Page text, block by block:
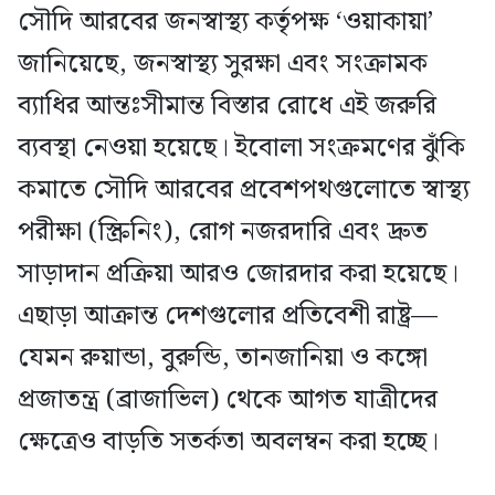
সৌদি আরবের জনস্বাস্থ্য কর্তৃপক্ষ ‘ওয়াকায়া’
জানিয়েছে, জনস্বাস্থ্য সুরক্ষা এবং সংক্রামক
ব্যাধির আন্তঃসীমান্ত বিস্তার রোধে এই জরুরি
ব্যবস্থা নেওয়া হয়েছে। ইবোলা সংক্রমণের ঝুঁকি
কমাতে সৌদি আরবের প্রবেশপথগুলোতে স্বাস্থ্য
পরীক্ষা (স্ক্রিনিং), রোগ নজরদারি এবং দ্রুত
সাড়াদান প্রক্রিয়া আরও জোরদার করা হয়েছে।
এছাড়া আক্রান্ত দেশগুলোর প্রতিবেশী রাষ্ট্র—
যেমন রুয়ান্ডা, বুরুন্ডি, তানজানিয়া ও কঙ্গো
প্রজাতন্ত্র (ব্রাজাভিল) থেকে আগত যাত্রীদের
ক্ষেত্রেও বাড়তি সতর্কতা অবলম্বন করা হচ্ছে।